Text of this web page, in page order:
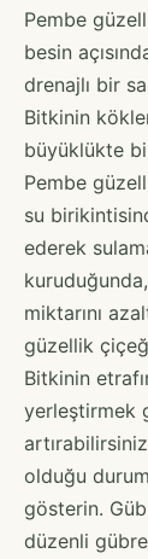
Pembe
besin
drenajlı bir
Bitkinin
büyüklükte
Pembe
su
ederek
miktarını
güzellik
Bitkinin
yerleştirmek
olduğu
gösterin.
düzenli